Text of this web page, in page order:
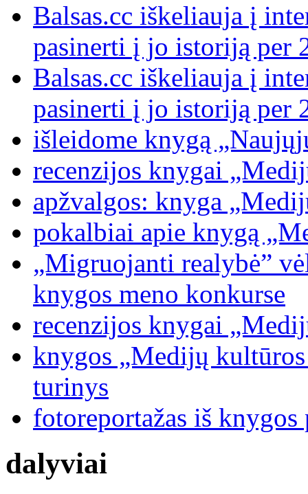
Balsas.cc iškeliauja į
pasinerti į jo istoriją per
Balsas.cc iškeliauja į
pasinerti į jo istoriją per
išleidome knygą
recenzijos knygai
apžvalgos: knyga
pokalbiai apie knygą
„Migruojanti realybė”
knygos meno konkurse
recenzijos knygai
knygos „Medijų
turinys
fotoreportažas iš
dalyviai